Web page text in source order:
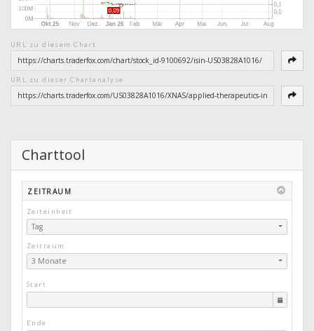
URL zu diesem Chart
URL zu dieser Chartanalyse
Charttool
ZEITRAUM
Zeiteinheit
Tag
Zeitraum
3 Monate
Start
Ende